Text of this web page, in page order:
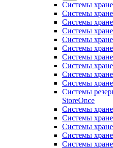
Системы
Системы
Системы
Системы
Cистемы
Системы
Системы
Системы
Системы
Системы
Системы
StoreOnce
Системы
Системы
Системы
Системы
Системы